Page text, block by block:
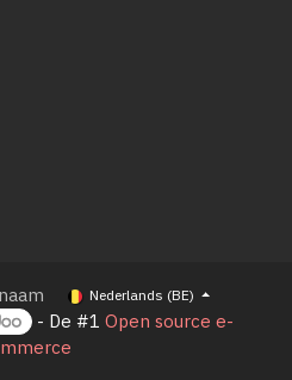
Nederlands (BE)
- De #1 Open source e-